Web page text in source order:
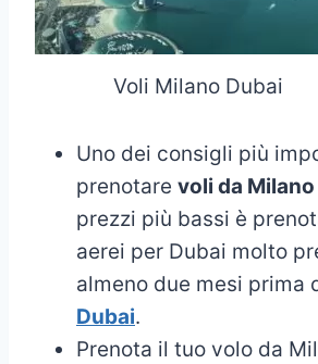
Voli Milano Dubai
Uno dei consigli più
prenotare voli da Milano
prezzi più bassi è
aerei per Dubai molto
almeno due mesi prima
Dubai.
Prenota il tuo volo da